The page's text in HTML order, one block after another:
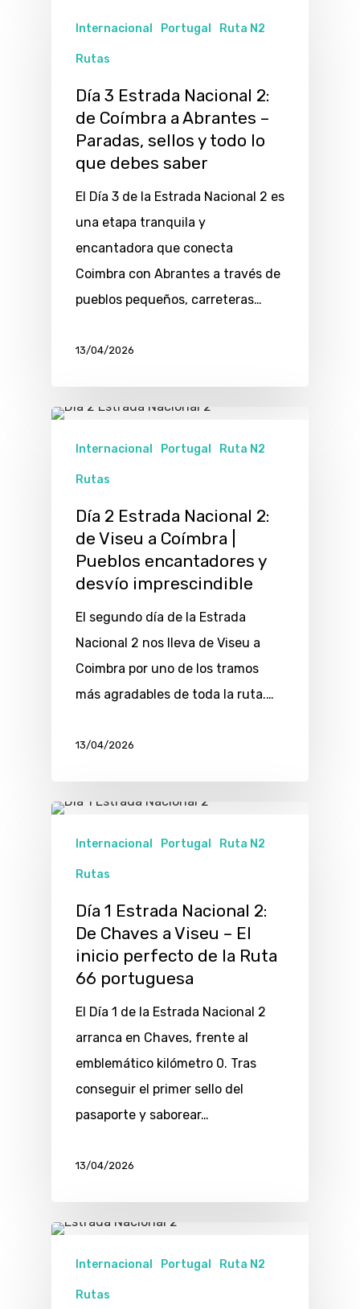
Internacional Portugal Ruta N2
Rutas
Día 3 Estrada Nacional 2:
de Coímbra a Abrantes –
Paradas, sellos y todo lo
que debes saber
El Día 3 de la Estrada Nacional 2 es
una etapa tranquila y
encantadora que conecta
Coimbra con Abrantes a través de
pueblos pequeños, carreteras…
13/04/2026
Internacional Portugal Ruta N2
Rutas
Día 2 Estrada Nacional 2:
de Viseu a Coímbra |
Pueblos encantadores y
desvío imprescindible
El segundo día de la Estrada
Nacional 2 nos lleva de Viseu a
Coimbra por uno de los tramos
más agradables de toda la ruta.…
13/04/2026
Internacional Portugal Ruta N2
Rutas
Día 1 Estrada Nacional 2:
De Chaves a Viseu – El
inicio perfecto de la Ruta
66 portuguesa
El Día 1 de la Estrada Nacional 2
arranca en Chaves, frente al
emblemático kilómetro 0. Tras
conseguir el primer sello del
pasaporte y saborear…
13/04/2026
Internacional Portugal Ruta N2
Rutas